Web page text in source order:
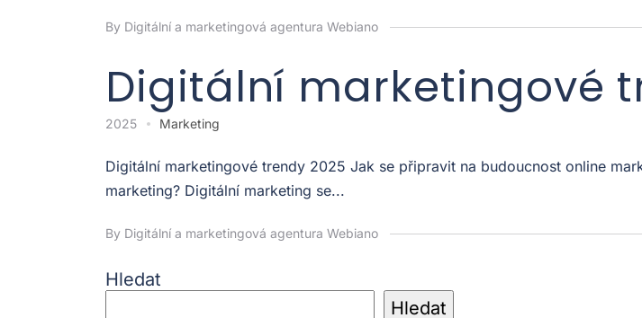
By Digitální a marketingová agentura Webiano
Digitální marketingové
2025 Marketing
Digitální marketingové trendy 2025 Jak se připravit na budoucnost online
marketing? Digitální marketing se...
By Digitální a marketingová agentura Webiano
Hledat
Hledat